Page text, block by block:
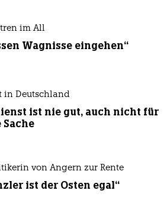
im All
Wagnisse eingehen“
in Deutschland
ist nie gut, auch nicht für
von Angern zur Rente
ist der Osten egal“